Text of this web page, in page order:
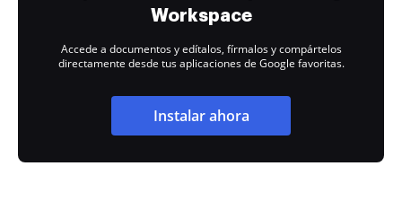
Workspace
Accede a documentos y edítalos, fírmalos y compártelos
directamente desde tus aplicaciones de Google favoritas.
Instalar ahora